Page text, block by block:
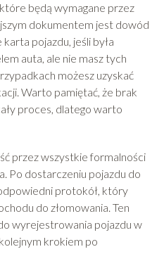
będą wymagane przez
dokumentem jest dowód
pojazdu, jeśli była
auta, ale nie masz tych
możesz uzyskać
Warto pamiętać, że brak
proces, dlatego warto
przez wszystkie formalności
Po dostarczeniu pojazdu do
protokół, który
do złomowania. Ten
wyrejestrowania pojazdu w
krokiem po